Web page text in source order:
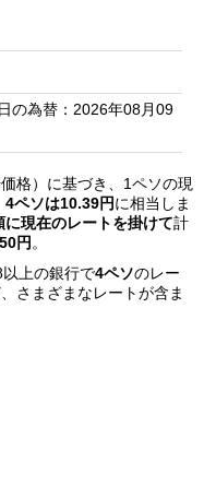
の為替：2026年08月09
格）に基づき、1ペソの現
4ペソは10.39円に相当しま
に現在のレートを掛けて計
円 。
上の銀行で4ペソのレー
さまざまなレートが含ま